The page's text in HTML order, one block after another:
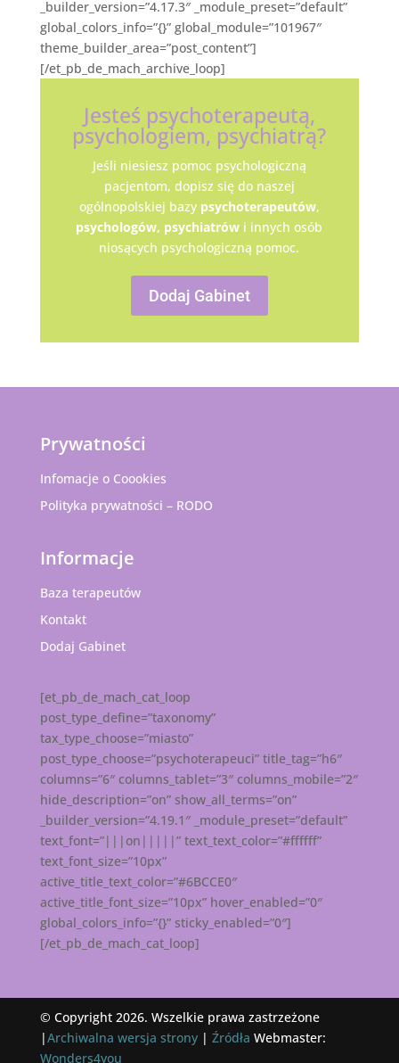
_builder_version=”4.17.3″ _module_preset=”default”
global_colors_info=”{}” global_module=”101967″
theme_builder_area=”post_content”]
[/et_pb_de_mach_archive_loop]
Jesteś psychoterapeutą,
psychologiem, psychiatrą?
Jeśli niesiesz pomoc psychologiczną
pacjentom, dopisz się do naszej
ogólnopolskiej bazy psychoterapeutów,
psychologów, psychiatrów i innych osób
niosących psychologiczną pomoc.
Dodaj Gabinet
Prywatności
Infomacje o Coookies
Polityka prywatności – RODO
Informacje
Baza terapeutów
Kontakt
Dodaj Gabinet
[et_pb_de_mach_cat_loop
post_type_define=”taxonomy”
tax_type_choose=”miasto”
post_type_choose=”psychoterapeuci” title_tag=”h6″
columns=”6″ columns_tablet=”3″ columns_mobile=”2″
hide_description=”on” show_all_terms=”on”
_builder_version=”4.19.1″ _module_preset=”default”
text_font=”|||on|||||” text_text_color=”#ffffff”
text_font_size=”10px”
active_title_text_color=”#6BCCE0″
active_title_font_size=”10px” hover_enabled=”0″
global_colors_info=”{}” sticky_enabled=”0″]
[/et_pb_de_mach_cat_loop]
© Copyright 2026. Wszelkie prawa zastrzeżone
|Archiwalna wersja strony| Źródła Webmaster:
Wonders4you